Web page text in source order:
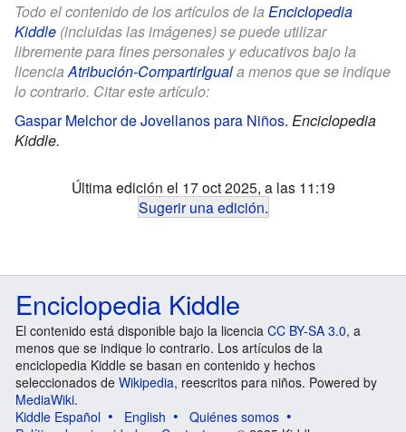
Todo el contenido de los artículos de la Enciclopedia
Kiddle (incluidas las imágenes) se puede utilizar
libremente para fines personales y educativos bajo la
licenciaAtribución-CompartirIguala menos que se indique
lo contrario. Citar este artículo:
Gaspar Melchor de Jovellanos para Niños. Enciclopedia
Kiddle.
Última edición el 17 oct 2025, a las 11:19
Sugerir una edición.
Enciclopedia Kiddle
El contenido está disponible bajo la licencia CC BY-SA 3.0, a
menos que se indique lo contrario. Los artículos de la
enciclopedia Kiddle se basan en contenido y hechos
seleccionados de Wikipedia, reescritos para niños. Powered by
MediaWiki.
Kiddle Español
English
Quiénes somos